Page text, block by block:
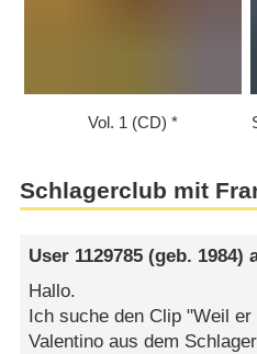
Vol. 1 (CD)
Schlagerclub mit
User 1129785 (geb. 1984)
Hallo.
Ich suche den Clip "Weil
Valentino aus dem